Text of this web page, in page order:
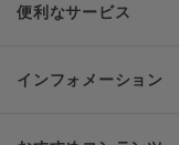
便利なサービス
インフォメーション